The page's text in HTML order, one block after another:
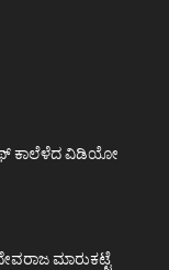
ಕಾಲೆಳೆದ ವಿಡಿಯೋ
ಮಾರುಕಟ್ಟೆ